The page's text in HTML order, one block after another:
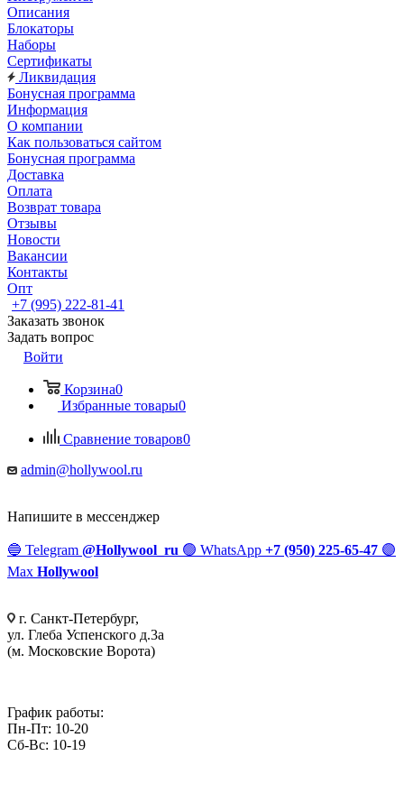
Описания
Блокаторы
Наборы
Сертификаты
Ликвидация
Бонусная программа
Информация
О компании
Как пользоваться сайтом
Бонусная программа
Доставка
Оплата
Возврат товара
Отзывы
Новости
Вакансии
Контакты
Опт
+7 (995) 222-81-41
Заказать звонок
Задать вопрос
Войти
Корзина0
Избранные товары0
Сравнение товаров0
admin@hollywool.ru
Напишите в мессенджер
🔵 Telegram @Hollywool_ru 🟢 WhatsApp +7 (950) 225-65-47 🟣
Max Hollywool
г. Санкт-Петербург,
ул. Глеба Успенского д.3а
(м. Московские Ворота)
График работы:
Пн-Пт: 10-20
Сб-Вс: 10-19